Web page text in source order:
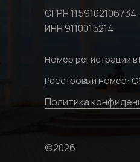
©2026
Политика
ОГРН 1159102106734
ИНН 9110015214
Реестровый номер:
Номер регистрации